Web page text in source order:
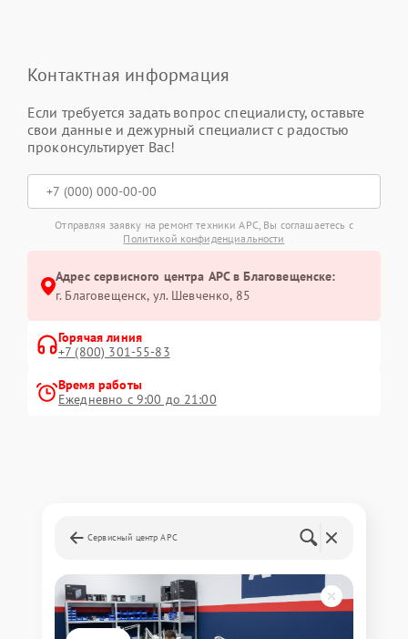
Контактная информация
Если требуется задать вопрос специалисту, оставьте
свои данные и дежурный специалист с радостью
проконсультирует Вас!
Отправляя заявку на ремонт техники APC, Вы соглашаетесь с
Политикой конфиденциальности
Адрес сервисного центра APC в Благовещенске:
г. Благовещенск, ул. Шевченко, 85
Горячая линия
+7 (800) 301-55-83
Время работы
Ежедневно с 9:00 до 21:00
Сервисный центр APC